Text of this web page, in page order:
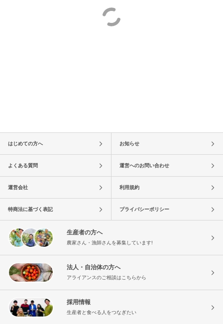
はじめての方へ お知らせ
よくある質問 運営へのお問い合わせ
運営会社 利用規約
特商法に基づく表記 プライバシーポリシー
生産者の方へ
農家さん・漁師さんを募集しています!
法人・自治体の方へ
アライアンスのご相談はこちらから
採用情報
生産者と食べる人をつなぎたい